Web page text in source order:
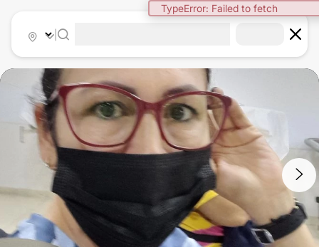
TypeError: Failed to fetch